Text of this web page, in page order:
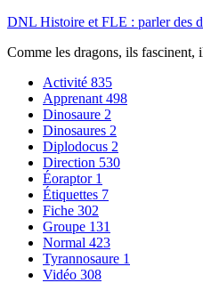
DNL Histoire et FLE : parler des
Comme les dragons, ils
Activité 835
Apprenant 498
Dinosaure 2
Dinosaures 2
Diplodocus 2
Direction 530
Éoraptor 1
Étiquettes 7
Fiche 302
Groupe 131
Normal 423
Tyrannosaure 1
Vidéo 308